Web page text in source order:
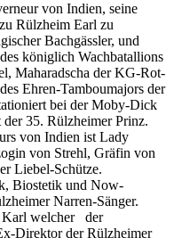
von Indien, seine
Rülzheim Earl zu
Bachgässler, und
königlich Wachbatallions
Maharadscha der KG-Rot-
Ehren-Tamboumajors der
bei der Moby-Dick
35. Rülzheimer Prinz.
von Indien ist Lady
von Strehl, Gräfin von
Liebel-Schütze.
Biostetik und Now-
Narren-Sänger.
Karl welcher der
Direktor der Rülzheimer